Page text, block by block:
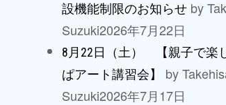
設機能制限のお知らせ by
Suzuki2026年7月22日
8月22日（土） 【親子で楽
ぱアート講習会】
by
Suzuki2026年7月17日